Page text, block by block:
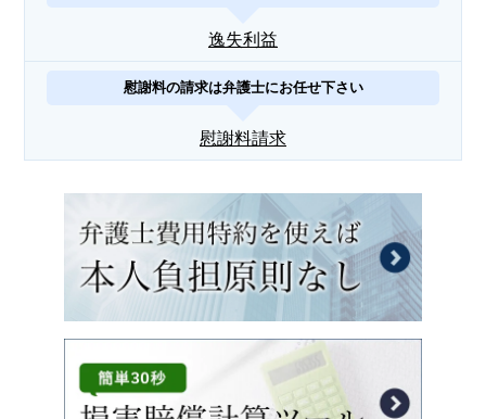
逸失利益
慰謝料の請求は弁護士にお任せ下さい
慰謝料請求